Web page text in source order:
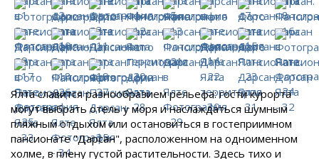
Ялта славится разнообразием рельефа: гости курорта
могут выбрать отель у моря и наслаждаться шумным
пляжным отдыхом или остановиться в гостеприимном
пансионате "Дарсан", расположенном на одноименном
холме, в плену густой растительности. Здесь тихо и